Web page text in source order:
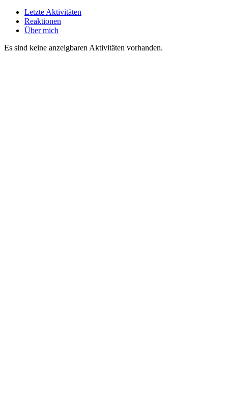
Letzte Aktivitäten
Reaktionen
Über mich
Es sind keine anzeigbaren Aktivitäten vorhanden.